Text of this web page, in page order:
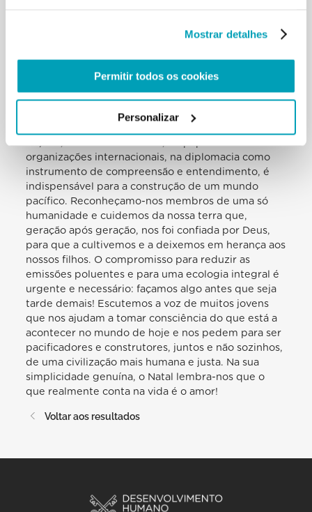
Mostrar detalhes
Permitir todos os cookies
Personalizar
só o uso mas também a posse de armas nucleares,
um acidente representa uma terrível ameaça para a
às muitas guerras que continuam a ser combatidas
e que veem sucumbir tantas pessoas inocentes. A
organizações internacionais, na diplomacia como
instrumento de compreensão e entendimento, é
indispensável para a construção de um mundo
pacífico. Reconheçamo-nos membros de uma só
humanidade e cuidemos da nossa terra que,
geração após geração, nos foi confiada por Deus,
para que a cultivemos e a deixemos em herança aos
nossos filhos. O compromisso para reduzir as
emissões poluentes e para uma ecologia integral é
urgente e necessário: façamos algo antes que seja
tarde demais! Escutemos a voz de muitos jovens
que nos ajudam a tomar consciência do que está a
acontecer no mundo de hoje e nos pedem para ser
pacificadores e construtores, juntos e não sozinhos,
de uma civilização mais humana e justa. Na sua
simplicidade genuína, o Natal lembra-nos que o
que realmente conta na vida é o amor!
Voltar aos resultados